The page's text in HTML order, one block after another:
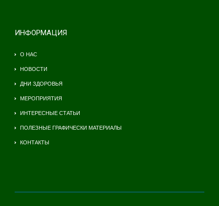
ИНФОРМАЦИЯ
О НАС
НОВОСТИ
ДНИ ЗДОРОВЬЯ
МЕРОПРИЯТИЯ
ИНТЕРЕСНЫЕ СТАТЬИ
ПОЛЕЗНЫЕ ГРАФИЧЕСКИ МАТЕРИАЛЫ
КОНТАКТЫ